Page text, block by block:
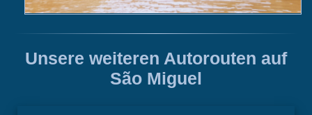
Unsere weiteren Autorouten auf
São Miguel